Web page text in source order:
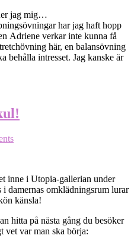
jag mig…
har jag haft hopp
Adriene verkar inte kunna få
här, en balansövning
behålla intresset. Jag kanske är
inne i Utopia-gallerian under
damernas omklädningsrum lurar
känsla!
hitta på nästa gång du besöker
vet var man ska börja: